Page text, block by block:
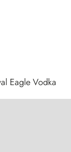
Eagle Vodka